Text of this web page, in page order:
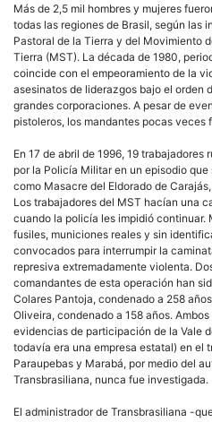
Más de 2,5 mil hombres y mujeres
todas las regiones de Brasil, según las
Pastoral de la Tierra y del Movimiento
Tierra (MST). La década de 1980,
coincide con el empeoramiento de la
asesinatos de liderazgos bajo el orden
grandes corporaciones. A pesar de
pistoleros, los mandantes pocas
En 17 de abril de 1996, 19
por la Policía Militar en un episodio
como Masacre del Eldorado de
Los trabajadores del MST hacían una
cuando la policía les impidió continuar.
fusiles, municiones reales y sin
convocados para interrumpir la
represiva extremadamente violenta.
comandantes de esta operación han
Colares Pantoja, condenado a 258
Oliveira, condenado a 158 años.
evidencias de participación de la Vale
todavía era una empresa estatal) en el
Paraupebas y Marabá, por medio del
Transbrasiliana, nunca fue investigada.
El administrador de Transbrasiliana -